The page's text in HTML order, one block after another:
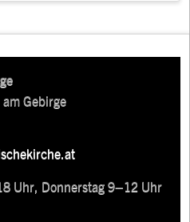
Gebirge
Uhr, Donnerstag 9–12 Uhr